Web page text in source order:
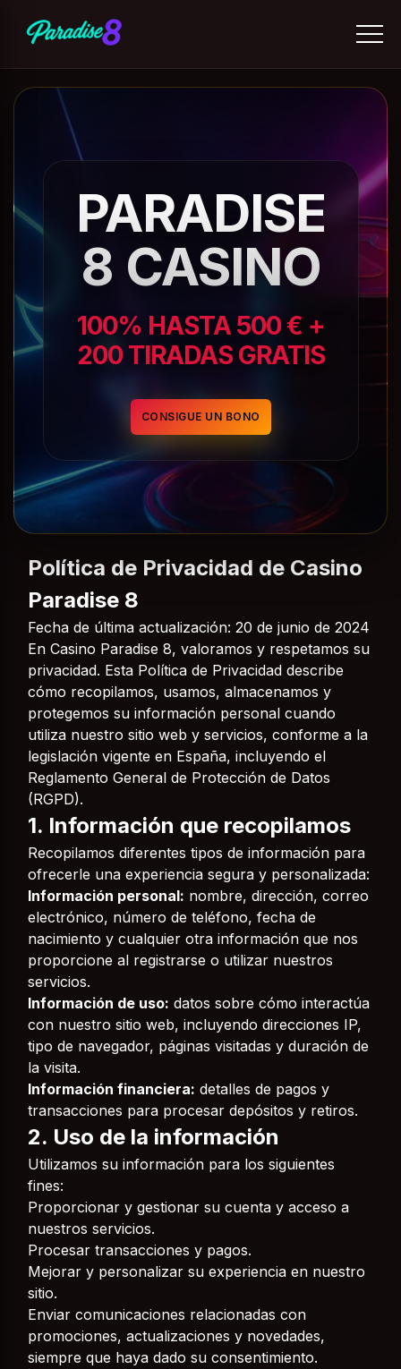
PARADISE
8 CASINO
100% HASTA 500 € +
200 TIRADAS GRATIS
CONSIGUE UN BONO
Política de Privacidad de Casino
Paradise 8
Fecha de última actualización: 20 de junio de 2024
En Casino Paradise 8, valoramos y respetamos su
privacidad. Esta Política de Privacidad describe
cómo recopilamos, usamos, almacenamos y
protegemos su información personal cuando
utiliza nuestro sitio web y servicios, conforme a la
legislación vigente en España, incluyendo el
Reglamento General de Protección de Datos
(RGPD).
1. Información que recopilamos
Recopilamos diferentes tipos de información para
ofrecerle una experiencia segura y personalizada:
Información personal: nombre, dirección, correo
electrónico, número de teléfono, fecha de
nacimiento y cualquier otra información que nos
proporcione al registrarse o utilizar nuestros
servicios.
Información de uso: datos sobre cómo interactúa
con nuestro sitio web, incluyendo direcciones IP,
tipo de navegador, páginas visitadas y duración de
la visita.
Información financiera: detalles de pagos y
transacciones para procesar depósitos y retiros.
2. Uso de la información
Utilizamos su información para los siguientes
fines:
Proporcionar y gestionar su cuenta y acceso a
nuestros servicios.
Procesar transacciones y pagos.
Mejorar y personalizar su experiencia en nuestro
sitio.
Enviar comunicaciones relacionadas con
promociones, actualizaciones y novedades,
siempre que haya dado su consentimiento.